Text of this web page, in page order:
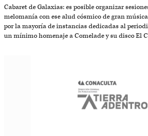
Cabaret de Galaxias: es posible organizar
melomanía con ese alud cósmico de gran
por la mayoría de instancias dedicadas al
un mínimo homenaje a Comelade y su disco El